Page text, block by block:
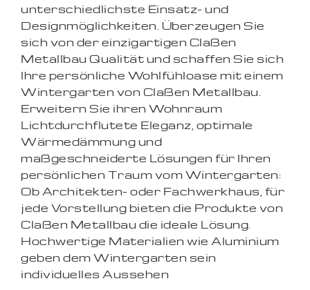
unterschiedlichste Einsatz- und
Designmöglichkeiten. Überzeugen Sie
sich von der einzigartigen Claßen
Metallbau Qualität und schaffen Sie sich
Ihre persönliche Wohlfühloase mit einem
Wintergarten von Claßen Metallbau.
Erweitern Sie ihren Wohnraum
Lichtdurchflutete Eleganz, optimale
Wärmedämmung und
maßgeschneiderte Lösungen für Ihren
persönlichen Traum vom Wintergarten:
Ob Architekten- oder Fachwerkhaus, für
jede Vorstellung bieten die Produkte von
Claßen Metallbau die ideale Lösung.
Hochwertige Materialien wie Aluminium
geben dem Wintergarten sein
individuelles Aussehen